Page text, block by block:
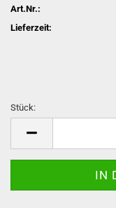
Art.Nr.:
Lieferzeit:
Stück: